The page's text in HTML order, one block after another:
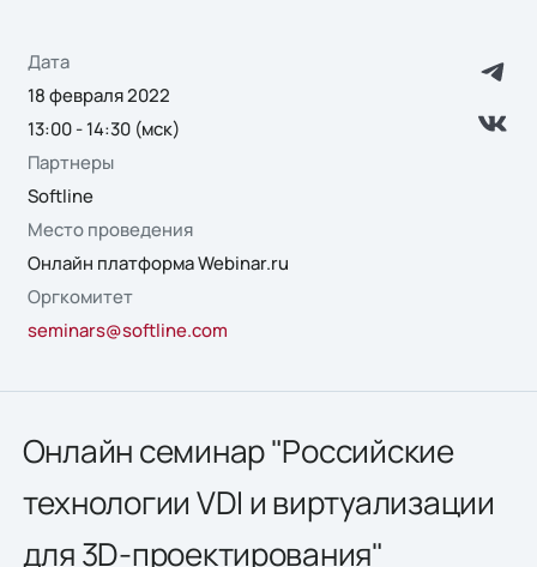
Дата
18 февраля 2022
13:00 - 14:30 (мск)
Партнеры
Softline
Место проведения
Онлайн платформа Webinar.ru
Оргкомитет
seminars@softline.com
Онлайн семинар "Российские
технологии VDI и виртуализации
для 3D-проектирования"